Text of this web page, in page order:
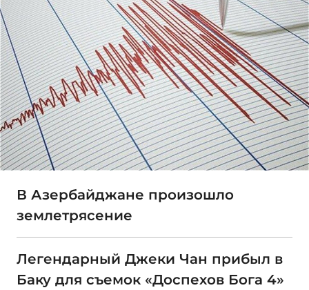
В Азербайджане произошло
землетрясение
Легендарный Джеки Чан прибыл в
Баку для съемок «Доспехов Бога 4»